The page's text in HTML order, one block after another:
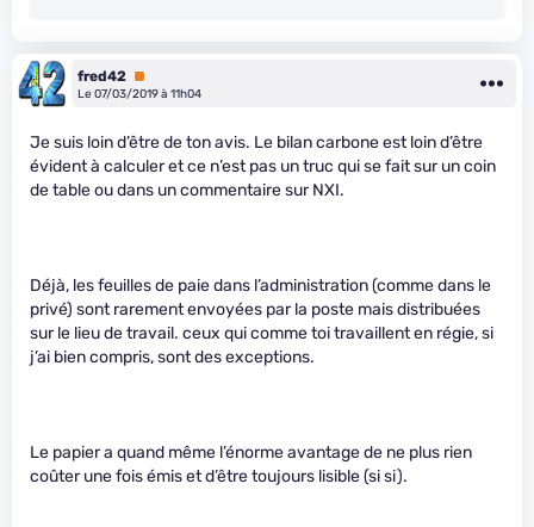
fred42 Premium
Le 07/03/2019 à 11h04
Je suis loin d’être de ton avis. Le bilan carbone est loin d’être
évident à calculer et ce n’est pas un truc qui se fait sur un coin
de table ou dans un commentaire sur NXI.
Déjà, les feuilles de paie dans l’administration (comme dans le
privé) sont rarement envoyées par la poste mais distribuées
sur le lieu de travail. ceux qui comme toi travaillent en régie, si
j’ai bien compris, sont des exceptions.
Le papier a quand même l’énorme avantage de ne plus rien
coûter une fois émis et d’être toujours lisible (si si).